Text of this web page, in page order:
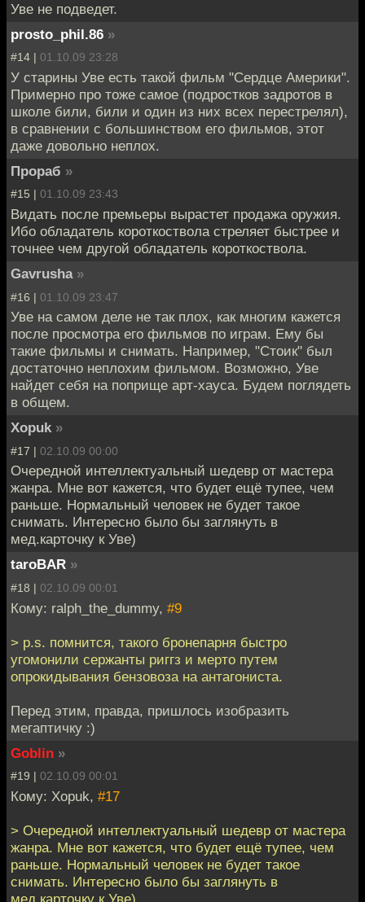
Уве не подведет.
prosto_phil.86 »
#14 | 01.10.09 23:28
У старины Уве есть такой фильм "Сердце Америки".
Примерно про тоже самое (подростков задротов в
школе били, били и один из них всех перестрелял),
в сравнении с большинством его фильмов, этот
даже довольно неплох.
Прораб »
#15 | 01.10.09 23:43
Видать после премьеры вырастет продажа оружия.
Ибо обладатель короткоствола стреляет быстрее и
точнее чем другой обладатель короткоствола.
Gavrusha »
#16 | 01.10.09 23:47
Уве на самом деле не так плох, как многим кажется
после просмотра его фильмов по играм. Ему бы
такие фильмы и снимать. Например, "Стоик" был
достаточно неплохим фильмом. Возможно, Уве
найдет себя на поприще арт-хауса. Будем поглядеть
в общем.
Xopuk »
#17 | 02.10.09 00:00
Очередной интеллектуальный шедевр от мастера
жанра. Мне вот кажется, что будет ещё тупее, чем
раньше. Нормальный человек не будет такое
снимать. Интересно было бы заглянуть в
мед.карточку к Уве)
taroBAR »
#18 | 02.10.09 00:01
Кому: ralph_the_dummy, #9
> p.s. помнится, такого бронепарня быстро
угомонили сержанты риггз и мерто путем
опрокидывания бензовоза на антагониста.
Перед этим, правда, пришлось изобразить
мегаптичку :)
Goblin »
#19 | 02.10.09 00:01
Кому: Xopuk, #17
> Очередной интеллектуальный шедевр от мастера
жанра. Мне вот кажется, что будет ещё тупее, чем
раньше. Нормальный человек не будет такое
снимать. Интересно было бы заглянуть в
мед.карточку к Уве)